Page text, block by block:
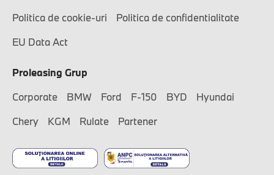
Politica de cookie-uri
Politica de confidentialitate
EU Data Act
Proleasing Grup
Corporate
BMW Ford F-150 BYD
Hyundai
Chery
KGM Rulate Partener